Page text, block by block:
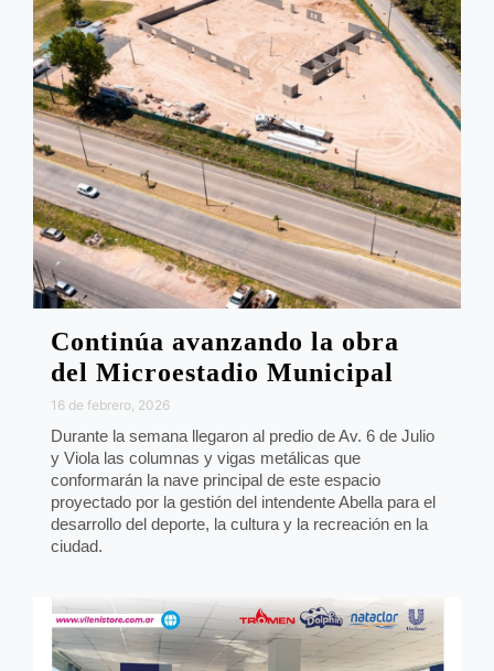
Continúa avanzando la obra
del Microestadio Municipal
16 de febrero, 2026
Durante la semana llegaron al predio de Av. 6 de Julio
y Viola las columnas y vigas metálicas que
conformarán la nave principal de este espacio
proyectado por la gestión del intendente Abella para el
desarrollo del deporte, la cultura y la recreación en la
ciudad.